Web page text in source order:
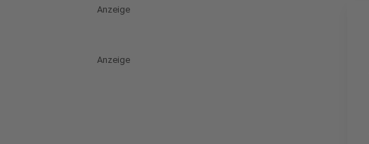
Anzeige
Anzeige